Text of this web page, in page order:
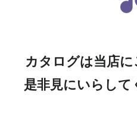
カタログは当店に
是非見にいらし